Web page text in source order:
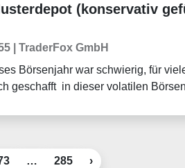
(konservativ
| TraderFox GmbH
Börsenjahr war schwierig, für
geschafft in dieser volatilen
… 285 ›